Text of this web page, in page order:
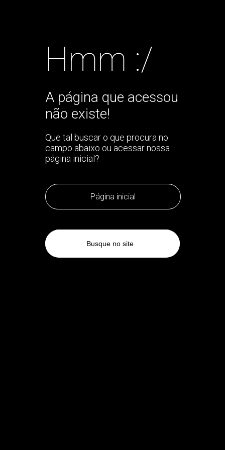
Hmm :/
A página que acessou
não existe!
Que tal buscar o que procura no
campo abaixo ou acessar nossa
página inicial?
Página inicial